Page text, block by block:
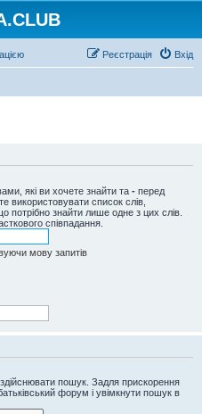
Вхід
Реєстрація
які ви хочете знайти та - перед
використовувати список слів,
потрібно знайти лише одне з цих слів.
співпадання.
мову запитів
пошук. Задля прискорення
форум і увімкнути пошук в